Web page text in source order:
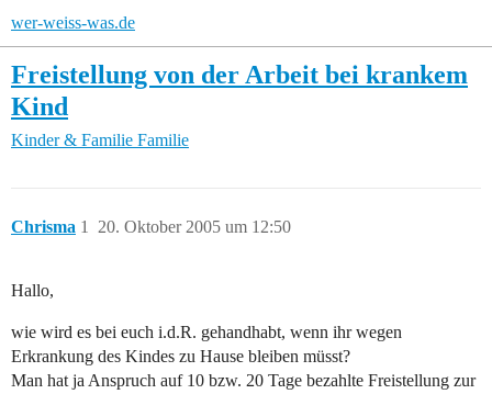
wer-weiss-was.de
Freistellung von der Arbeit bei krankem
Kind
Kinder & Familie Familie
Chrisma 20. Oktober 2005 um 12:50
1
Hallo,
wie wird es bei euch i.d.R. gehandhabt, wenn ihr wegen
Erkrankung des Kindes zu Hause bleiben müsst?
Man hat ja Anspruch auf 10 bzw. 20 Tage bezahlte Freistellung zur